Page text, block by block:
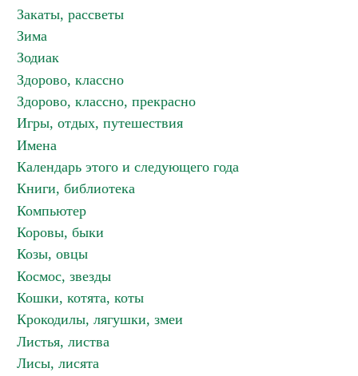
Закаты, рассветы
Зима
Зодиак
Здорово, классно
Здорово, классно, прекрасно
Игры, отдых, путешествия
Имена
Календарь этого и следующего года
Книги, библиотека
Компьютер
Коровы, быки
Козы, овцы
Космос, звезды
Кошки, котята, коты
Крокодилы, лягушки, змеи
Листья, листва
Лисы, лисята